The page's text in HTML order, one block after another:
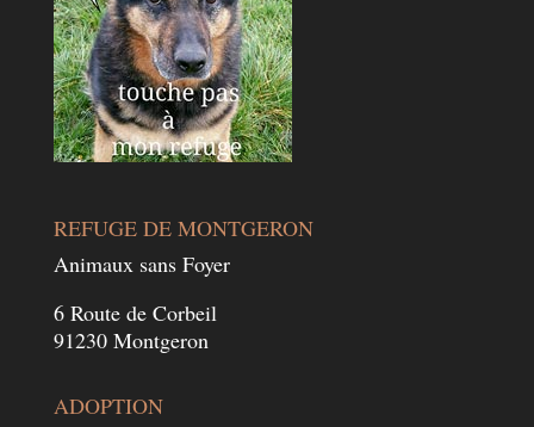
REFUGE DE MONTGERON
Animaux sans Foyer
6 Route de Corbeil
91230 Montgeron
ADOPTION